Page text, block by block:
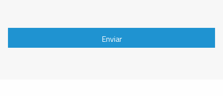
Enviar